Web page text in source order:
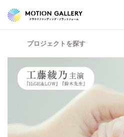
プロジェクトを探す